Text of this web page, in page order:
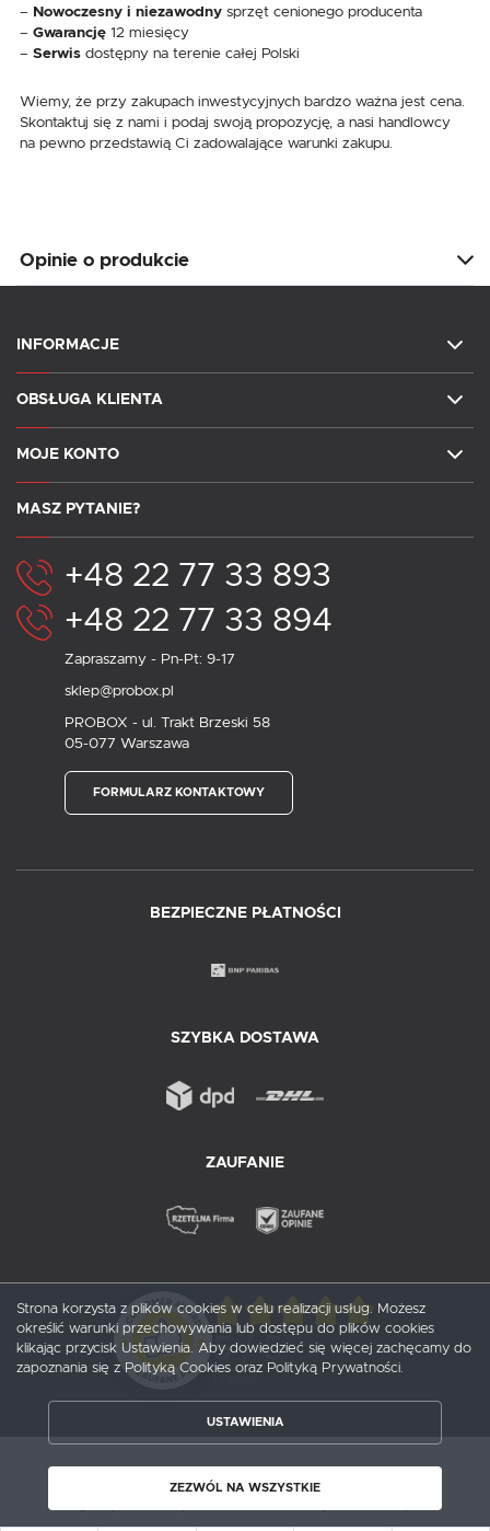
– Nowoczesny i niezawodny sprzęt cenionego producenta
– Gwarancję 12 miesięcy
– Serwis dostępny na terenie całej Polski
Wiemy, że przy zakupach inwestycyjnych bardzo ważna jest cena.
Skontaktuj się z nami i podaj swoją propozycję, a nasi handlowcy
na pewno przedstawią Ci zadowalające warunki zakupu.
Opinie o produkcie
INFORMACJE
OBSŁUGA KLIENTA
MOJE KONTO
MASZ PYTANIE?
+48 22 77 33 893
+48 22 77 33 894
Zapraszamy - Pn-Pt: 9-17
sklep@probox.pl
PROBOX - ul. Trakt Brzeski 58
05-077 Warszawa
FORMULARZ KONTAKTOWY
BEZPIECZNE PŁATNOŚCI
SZYBKA DOSTAWA
ZAUFANIE
5/ 5
Copyright by probox.pl
Strona korzysta z plików cookies w celu realizacji usług. Możesz
określić warunki przechowywania lub dostępu do plików cookies
klikając przycisk Ustawienia. Aby dowiedzieć się więcej zachęcamy do
zapoznania się z Polityką Cookies oraz Polityką Prywatności.
USTAWIENIA
ZEZWÓL NA WSZYSTKIE